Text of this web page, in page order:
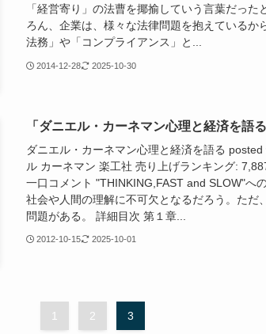
「経営寄り」の法曹を揶揄していう言葉だっ
ろん、企業は、様々な法律問題を抱えているか
法務」や「コンプライアンス」と...
2014-12-28 2025-10-30
「ダニエル・カーネマン心理と経済を語
ダニエル・カーネマン心理と経済を語る
ル カーネマン 楽工社 売り上げランキング:
一口コメント "THINKING,FAST and SLOW"へ
社会や人間の理解に不可欠となるだろう。ただ
問題がある。 詳細目次 第１章...
2012-10-15 2025-10-01
1 2 3